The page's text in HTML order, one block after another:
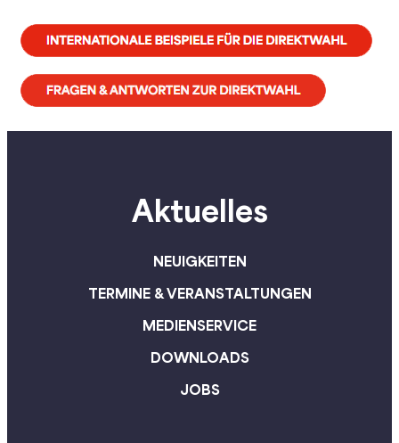
Aktuelles
NEUIGKEITEN
TERMINE & VERANSTALTUNGEN
MEDIENSERVICE
DOWNLOADS
JOBS